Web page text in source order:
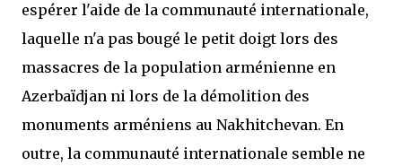
espérer l'aide de la communauté internationale,
laquelle n'a pas bougé le petit doigt lors des
massacres de la population arménienne en
Azerbaïdjan ni lors de la démolition des
monuments arméniens au Nakhitchevan. En
outre, la communauté internationale semble ne